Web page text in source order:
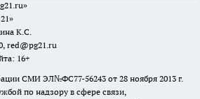
К.С.
red@pg21.ru
16+
СМИ ЭЛ№ФС77-56243 от 28 ноября 2013 г.
по надзору в сфере связи,